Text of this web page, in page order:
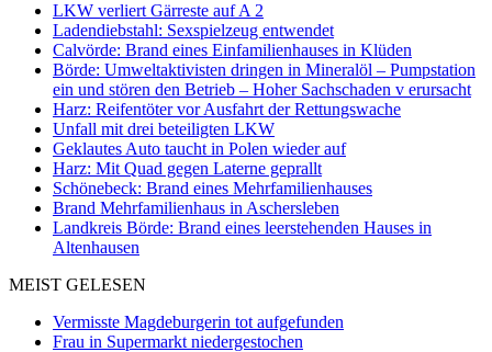
LKW verliert Gärreste auf A 2
Ladendiebstahl: Sexspielzeug entwendet
Calvörde: Brand eines Einfamilienhauses in Klüden
Börde: Umweltaktivisten dringen in Mineralöl – Pumpstation
ein und stören den Betrieb – Hoher Sachschaden v erursacht
Harz: Reifentöter vor Ausfahrt der Rettungswache
Unfall mit drei beteiligten LKW
Geklautes Auto taucht in Polen wieder auf
Harz: Mit Quad gegen Laterne geprallt
Schönebeck: Brand eines Mehrfamilienhauses
Brand Mehrfamilienhaus in Aschersleben
Landkreis Börde: Brand eines leerstehenden Hauses in
Altenhausen
MEIST GELESEN
Vermisste Magdeburgerin tot aufgefunden
Frau in Supermarkt niedergestochen